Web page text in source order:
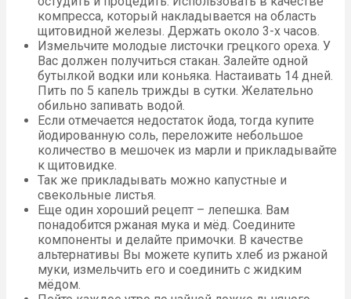
компресса, который накладывается на область
щитовидной железы. Держать около 3-х часов.
Измельчите молодые листочки грецкого ореха. У
Вас должен получиться стакан. Залейте одной
бутылкой водки или коньяка. Настаивать 14 дней.
Пить по 5 капель трижды в сутки. Желательно
обильно запивать водой.
Если отмечается недостаток йода, тогда купите
йодированную соль, переложите небольшое
количество в мешочек из марли и прикладывайте
к щитовидке.
Так же прикладывать можно капустные и
свекольные листья.
Еще один хороший рецепт – лепешка. Вам
понадобится ржаная мука и мёд. Соедините
компоненты и делайте примочки. В качестве
альтернативы Вы можете купить хлеб из ржаной
муки, измельчить его и соединить с жидким
мёдом.